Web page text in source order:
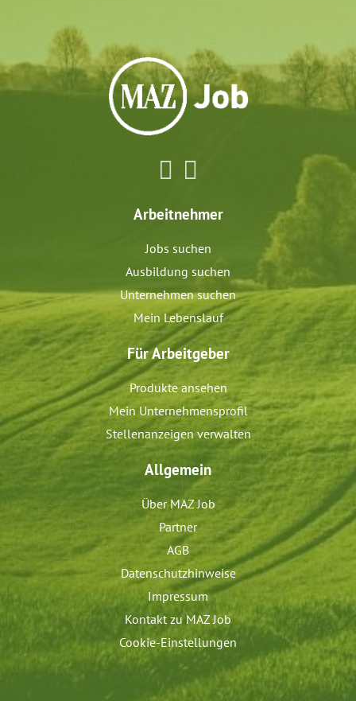
Arbeitnehmer
Jobs suchen
Ausbildung suchen
Unternehmen suchen
Mein Lebenslauf
Für Arbeitgeber
Produkte ansehen
Mein Unternehmensprofil
Stellenanzeigen verwalten
Allgemein
Über MAZ Job
Partner
AGB
Datenschutzhinweise
Impressum
Kontakt zu MAZ Job
Cookie-Einstellungen